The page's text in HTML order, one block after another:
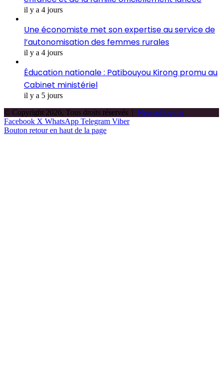
il y a 4 jours
Une économiste met son expertise au service de
l’autonomisation des femmes rurales
il y a 4 jours
Éducation nationale : Patibouyou Kirong promu au
Cabinet ministériel
il y a 5 jours
© Copyright 2026, Tous droits réservés | Newsoftogo.tg
Facebook X WhatsApp Telegram Viber
Bouton retour en haut de la page